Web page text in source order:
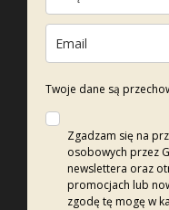
Twoje dane są
Zgadzam się na
osobowych przez
newslettera oraz
promocjach lub
zgodę tę mogę w